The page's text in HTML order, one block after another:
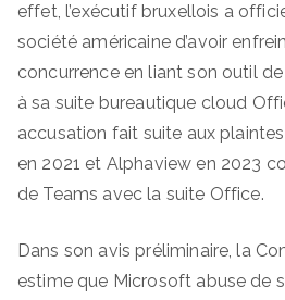
effet, l’exécutif bruxellois a
société américaine d’avoir
concurrence en liant son outil
à sa suite bureautique cloud
accusation fait suite aux
en 2021 et Alphaview en 2023
de Teams avec la suite Office.
Dans son avis préliminaire, la
estime que Microsoft abuse de